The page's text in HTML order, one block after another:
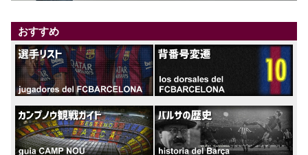
おすすめ